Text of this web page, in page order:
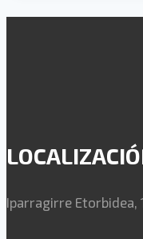
Iparragirre Etorbidea,